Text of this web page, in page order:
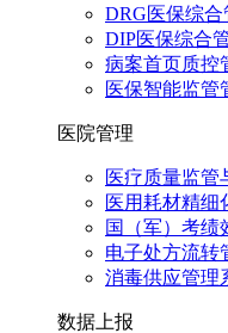
DRG医保综合
DIP医保综合
病案首页质控
医保智能监管
医院管理
医疗质量监管
医用耗材精细
国（军）考绩
电子处方流转
消毒供应管理
数据上报